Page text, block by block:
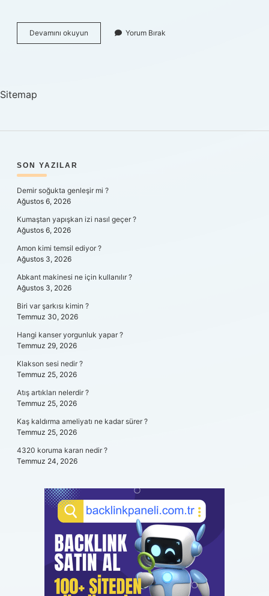
Devamını okuyun Beyinde
Dalgalanma
Yorum Bırak
Sitemap
SIDEBAR
SON YAZILAR
Demir soğukta genleşir mi ?
Ağustos 6, 2026
Kumaştan yapışkan izi nasıl geçer ?
Ağustos 6, 2026
Amon kimi temsil ediyor ?
Ağustos 3, 2026
Abkant makinesi ne için kullanılır ?
Ağustos 3, 2026
Biri var şarkısı kimin ?
Temmuz 30, 2026
Hangi kanser yorgunluk yapar ?
Temmuz 29, 2026
Klakson sesi nedir ?
Temmuz 25, 2026
Atış artıkları nelerdir ?
Temmuz 25, 2026
Kaş kaldırma ameliyatı ne kadar sürer ?
Temmuz 25, 2026
4320 koruma kararı nedir ?
Temmuz 24, 2026